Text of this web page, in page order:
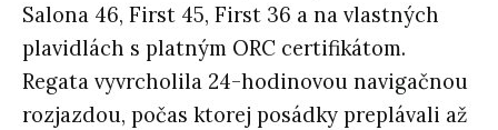
Salona 46, First 45, First 36 a na vlastných
plavidlách s platným ORC certifikátom.
Regata vyvrcholila 24-hodinovou navigačnou
rozjazdou, počas ktorej posádky preplávali až